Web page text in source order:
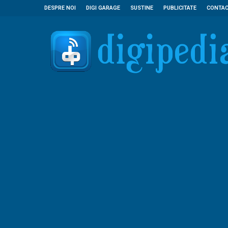
DESPRE NOI DIGI GARAGE SUSTINE PUBLICITATE